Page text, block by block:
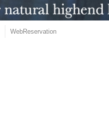
WebReservation